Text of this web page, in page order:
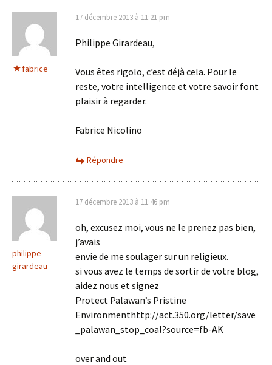
fabrice
17 décembre 2013 à 11:21 pm
Philippe Girardeau,
Vous êtes rigolo, c’est déjà cela. Pour le
reste, votre intelligence et votre savoir font
plaisir à regarder.
Fabrice Nicolino
Répondre
philippe
girardeau
17 décembre 2013 à 11:46 pm
oh, excusez moi, vous ne le prenez pas bien,
j’avais
envie de me soulager sur un religieux.
si vous avez le temps de sortir de votre blog,
aidez nous et signez
Protect Palawan’s Pristine
Environmenthttp://act.350.org/letter/save
_palawan_stop_coal?source=fb-AK
over and out